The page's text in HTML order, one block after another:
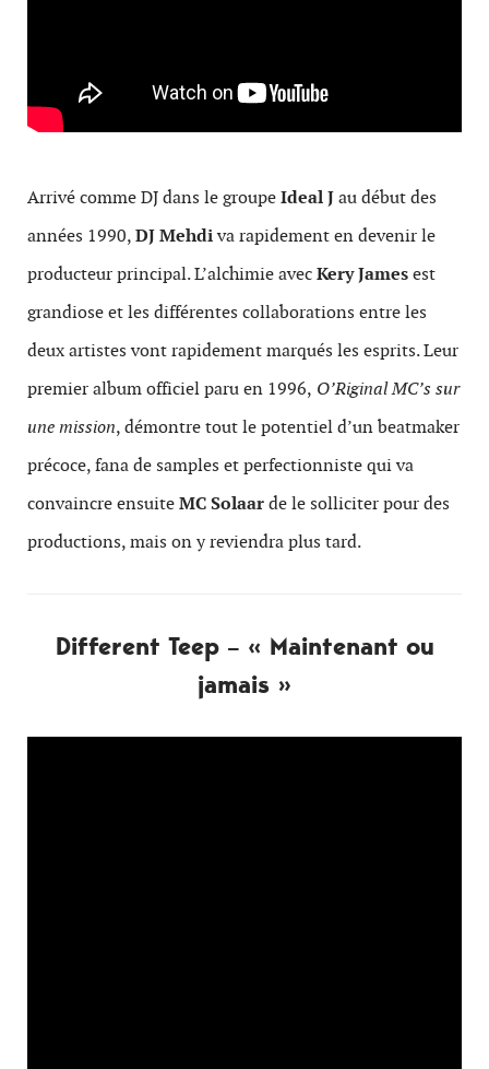
Arrivé comme DJ dans le groupeIdeal Jau début des
années 1990,DJ Mehdiva rapidement en devenir le
producteur principal. L’alchimie avecKery Jamesest
grandiose et les différentes collaborations entre les
deux artistes vont rapidement marqués les esprits. Leur
premier album officiel paru en 1996, O’Riginal MC’s sur
une mission, démontre tout le potentiel d’un beatmaker
précoce, fana de samples et perfectionniste qui va
convaincre ensuiteMC Solaarde le solliciter pour des
productions, mais on y reviendra plus tard.
Different Teep – « Maintenant ou
jamais »